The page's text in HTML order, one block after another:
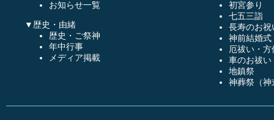
お知らせ一覧
▼歴史・由緒
歴史・ご祭神
年中行事
メディア掲載
初宮参り
七五三詣
長寿のお祝
神前結婚式
厄祓い・方
車のお祓い
地鎮祭
神葬祭（神